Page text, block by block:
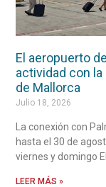
El aeropuerto
actividad con
de Mallorca
Julio 18, 2026
La conexión con
hasta el 30 de
viernes y domingo
LEER MÁS »